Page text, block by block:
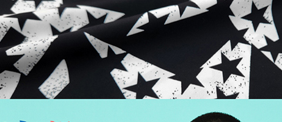
※ 請注意：
絡購買商品
先享後付繳納
※ 交易是否
是否繳費成
付客戶支援中
【注意事項】
１．透過由
萊爾富取貨付
每筆
付款後萊爾
每筆
7-11取貨付款